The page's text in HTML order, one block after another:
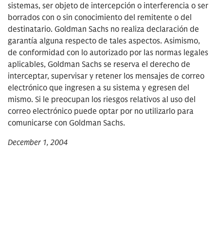
sistemas, ser objeto de intercepción o interferencia o ser
borrados con o sin conocimiento del remitente o del
destinatario. Goldman Sachs no realiza declaración de
garantía alguna respecto de tales aspectos. Asimismo,
de conformidad con lo autorizado por las normas legales
aplicables, Goldman Sachs se reserva el derecho de
interceptar, supervisar y retener los mensajes de correo
electrónico que ingresen a su sistema y egresen del
mismo. Si le preocupan los riesgos relativos al uso del
correo electrónico puede optar por no utilizarlo para
comunicarse con Goldman Sachs.
December 1, 2004